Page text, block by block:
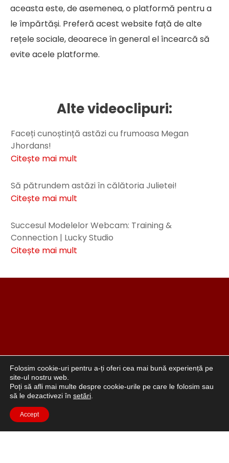
aceasta este, de asemenea, o platformă pentru a
le împărtăși. Preferă acest website față de alte
rețele sociale, deoarece în general el încearcă să
evite acele platforme.
Alte videoclipuri:
Faceți cunoștință astăzi cu frumoasa Megan
Jhordans!
Citește mai mult
Să pătrundem astăzi în călătoria Julietei!
Citește mai mult
Succesul Modelelor Webcam: Training &
Connection | Lucky Studio
Citește mai mult
Folosim cookie-uri pentru a-ți oferi cea mai bună experiență pe
site-ul nostru web.
Poți să afli mai multe despre cookie-urile pe care le folosim sau
să le dezactivezi în setări
Accept